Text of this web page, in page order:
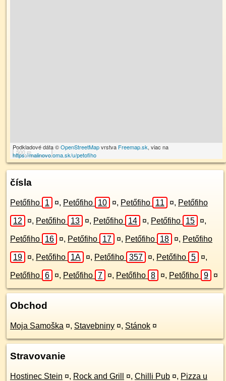
500 m
Podkladové dáta ©OpenStreetMapvrstva Freemap.sk, viac na
https://malinovo.oma.sk/u/petofiho
čísla
Petőfiho 1 ¤, Petőfiho 10 ¤, Petőfiho 11 ¤, Petőfiho
12 ¤, Petőfiho 13 ¤, Petőfiho 14 ¤, Petőfiho 15 ¤,
Petőfiho 16 ¤, Petőfiho 17 ¤, Petőfiho 18 ¤, Petőfiho
19 ¤, Petőfiho 1A ¤, Petőfiho 357 ¤, Petőfiho 5 ¤,
Petőfiho 6 ¤, Petőfiho 7 ¤, Petőfiho 8 ¤, Petőfiho 9 ¤
Obchod
Moja Samoška ¤, Stavebniny ¤, Stánok ¤
Stravovanie
Hostinec Stein ¤, Rock and Grill ¤, Chilli Pub ¤, Pizza u